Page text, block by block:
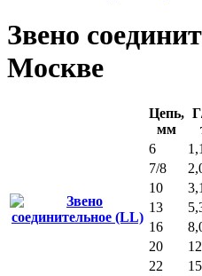
Звено
Москве
Цепь,
мм
6
7/8
10
13
16
20
22